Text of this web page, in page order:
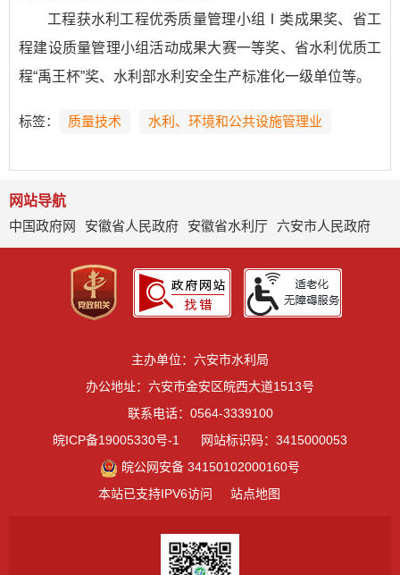
工程获水利工程优秀质量管理小组Ⅰ类成果奖、省工
程建设质量管理小组活动成果大赛一等奖、省水利优质工
程“禹王杯”奖、水利部水利安全生产标准化一级单位等。
标签： 质量技术 水利、环境和公共设施管理业
网站导航
中国政府网
安徽省人民政府 安徽省水利厅 六安市人民政府
主办单位：六安市水利局
办公地址：六安市金安区皖西大道1513号
联系电话：0564-3339100
皖ICP备19005330号-1
网站标识码：3415000053
皖公网安备 34150102000160号
本站已支持IPV6访问
站点地图